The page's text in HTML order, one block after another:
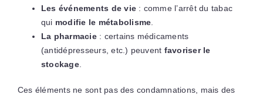
Les événements de vie : comme l’arrêt du tabac
qui modifie le métabolisme
La pharmacie: certains médicaments
(antidépresseurs, etc.) peuvent favoriser le
stockage.
Ces éléments ne sont pas des condamnations, mais des